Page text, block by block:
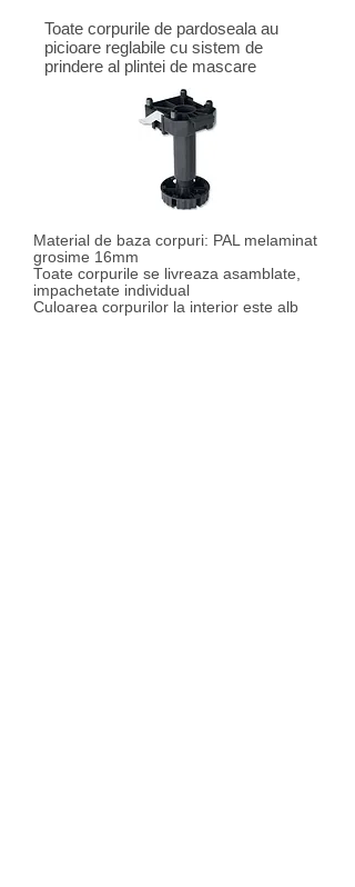
Toate corpurile de pardoseala au
picioare reglabile cu sistem de
prindere al plintei de mascare
Material de baza corpuri: PAL melaminat
grosime 16mm
Toate corpurile se livreaza asamblate,
impachetate individual
Culoarea corpurilor la interior este alb